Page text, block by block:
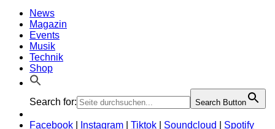
News
Magazin
Events
Musik
Technik
Shop
Search for: Search Button
Facebook Instagram Tiktok Soundcloud Spotify